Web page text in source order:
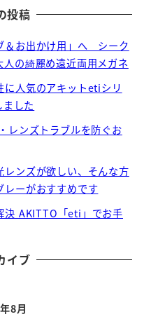
投稿
＆お出かけ用」へ シーク
の綺麗め遠近両用メガネ
に人気のアキットetiシリ
した
レンズトラブルを防ぐお
ンズが欲しい、そんな方
レーがおすすめです
決 AKITTO「eti」でお手
イブ
8月